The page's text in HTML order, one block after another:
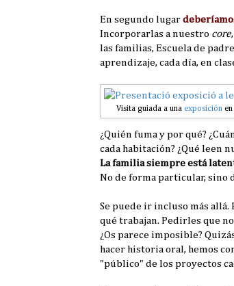
En segundo lugar
Incorporarlas a nuestro core
las familias, Escuela de
aprendizaje, cada día, en
Visita guiada a una exposición
¿Quién fuma y por qué?
cada habitación? ¿Qué leen
La familia siempre está
No de forma particular, sino
Se puede ir incluso más
qué trabajan. Pedirles que
¿Os parece imposible?
hacer historia oral, hemos
"público" de los proyectos